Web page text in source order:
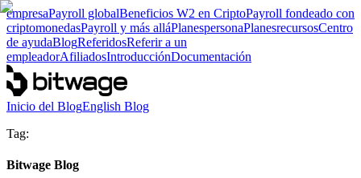
empresaPayroll globalBeneficios W2 en CriptoPayroll fondeado con
criptomonedasPayroll y más alláPlanespersonaPlanesrecursosCentro
de ayudaBlogReferidosReferir a un
empleadorAfiliadosIntroducciónDocumentación
Inicio del BlogEnglish Blog
Tag:
Bitwage Blog